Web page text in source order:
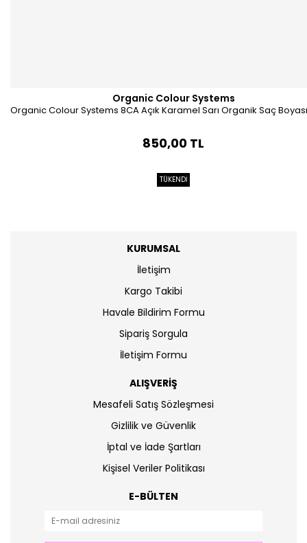
Organic Colour Systems
Organic Colour Systems 8CA Açık Karamel Sarı Organik Saç
850,00 TL
TÜKENDİ
KURUMSAL
İletişim
Kargo Takibi
Havale Bildirim Formu
Sipariş Sorgula
İletişim Formu
ALIŞVERİŞ
Mesafeli Satış Sözleşmesi
Gizlilik ve Güvenlik
İptal ve İade Şartları
Kişisel Veriler Politikası
E-BÜLTEN